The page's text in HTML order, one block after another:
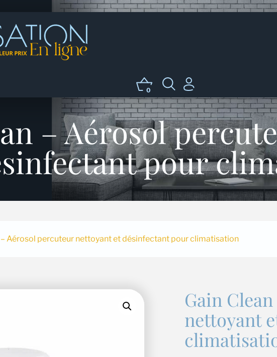
0
– Aérosol
pour
– Aérosol percuteur nettoyant et désinfectant pour climatisation
Gain
nettoyant